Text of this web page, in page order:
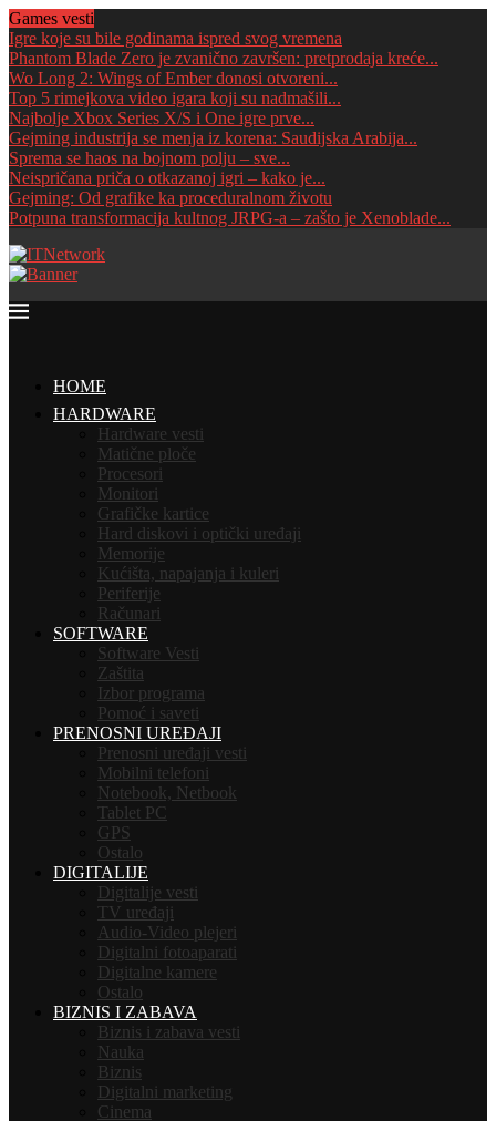
Games vesti
Igre koje su bile godinama ispred svog vremena
Phantom Blade Zero je zvanično završen: pretprodaja kreće...
Wo Long 2: Wings of Ember donosi otvoreni...
Top 5 rimejkova video igara koji su nadmašili...
Najbolje Xbox Series X/S i One igre prve...
Gejming industrija se menja iz korena: Saudijska Arabija...
Sprema se haos na bojnom polju – sve...
Neispričana priča o otkazanoj igri – kako je...
Gejming: Od grafike ka proceduralnom životu
Potpuna transformacija kultnog JRPG-a – zašto je Xenoblade...
HOME
HARDWARE
Hardware vesti
Matične ploče
Procesori
Monitori
Grafičke kartice
Hard diskovi i optički uređaji
Memorije
Kućišta, napajanja i kuleri
Periferije
Računari
SOFTWARE
Software Vesti
Zaštita
Izbor programa
Pomoć i saveti
PRENOSNI UREĐAJI
Prenosni uređaji vesti
Mobilni telefoni
Notebook, Netbook
Tablet PC
GPS
Ostalo
DIGITALIJE
Digitalije vesti
TV uređaji
Audio-Video plejeri
Digitalni fotoaparati
Digitalne kamere
Ostalo
BIZNIS I ZABAVA
Biznis i zabava vesti
Nauka
Biznis
Digitalni marketing
Cinema